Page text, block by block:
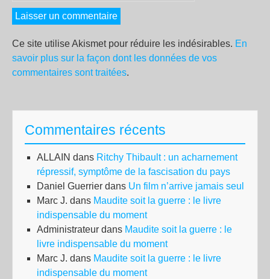
Ce site utilise Akismet pour réduire les indésirables. En
savoir plus sur la façon dont les données de vos
commentaires sont traitées.
Commentaires récents
ALLAIN dans Ritchy Thibault : un acharnement
répressif, symptôme de la fascisation du pays
Daniel Guerrier dans Un film n’arrive jamais seul
Marc J. dans Maudite soit la guerre : le livre
indispensable du moment
Administrateur dans Maudite soit la guerre : le
livre indispensable du moment
Marc J. dans Maudite soit la guerre : le livre
indispensable du moment